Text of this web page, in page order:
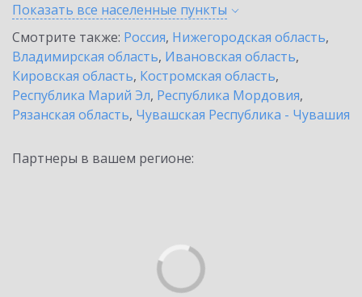
Показать все населенные пункты
Смотрите также: Россия, Нижегородская область,
Владимирская область, Ивановская область,
Кировская область, Костромская область,
Республика Марий Эл, Республика Мордовия,
Рязанская область, Чувашская Республика - Чувашия
Партнеры в вашем регионе: